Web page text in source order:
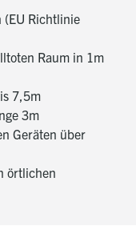
leisen und
(EU Richtlinie
Raum in 1m
7,5m
3m
Geräten über
örtlichen